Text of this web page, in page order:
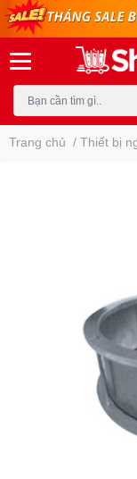
Trang chủ / Thiết bị